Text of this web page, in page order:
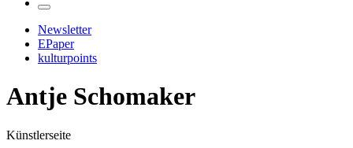
Newsletter
EPaper
kulturpoints
Antje Schomaker
Künstlerseite